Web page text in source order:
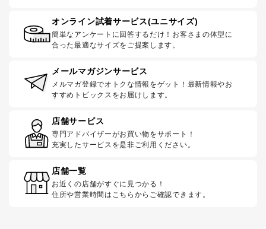
オンライン試着サービス(ユニサイズ)
簡単なアンケートに回答するだけ！お客さまの体型に
合った最適なサイズをご提案します。
メールマガジンサービス
メルマガ登録でオトクな情報をゲット！最新情報やお
すすめトピックスをお届けします。
店舗サービス
専門アドバイザーがお買い物をサポート！
充実したサービスを是非ご利用ください。
店舗一覧
お近くの店舗がすぐに見つかる！
住所や営業時間はこちらからご確認できます。